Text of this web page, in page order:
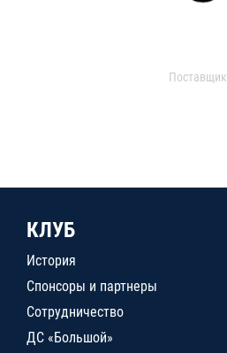
Поставщик
КЛУБ
История
Спонсоры и партнеры
Сотрудничество
ДС «Большой»